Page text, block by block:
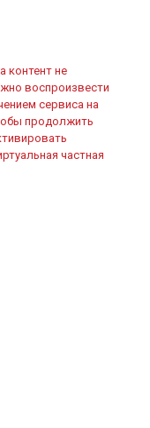
контент не
воспроизвести
сервиса на
продолжить
частная